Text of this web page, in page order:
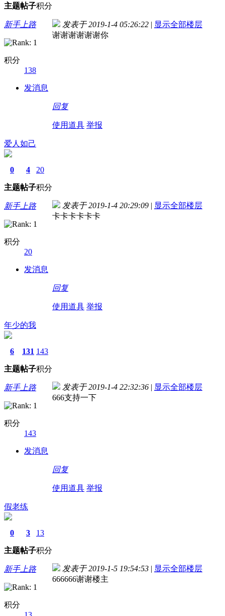
主题帖子积分
新手上路
积分
138
发消息
发表于 2019-1-4 05:26:22 | 显示全部楼层
谢谢谢谢谢谢你
回复
使用道具 举报
爱人如己
0
主题
4
帖子
20
积分
新手上路
积分
20
发消息
发表于 2019-1-4 20:29:09 | 显示全部楼层
卡卡卡卡卡卡
回复
使用道具 举报
年少的我
6
主题
131
帖子
143
积分
新手上路
积分
143
发消息
发表于 2019-1-4 22:32:36 | 显示全部楼层
666支持一下
回复
使用道具 举报
假老练
0
主题
3
帖子
13
积分
新手上路
积分
发表于 2019-1-5 19:54:53 | 显示全部楼层
666666谢谢楼主